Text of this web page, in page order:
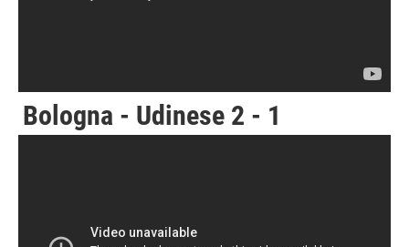
Bologna - Udinese 2 - 1